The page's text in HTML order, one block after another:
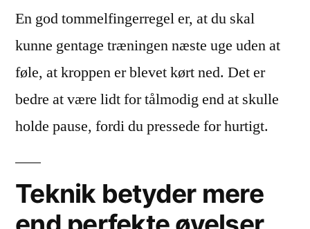
En god tommelfingerregel er, at du skal
kunne gentage træningen næste uge uden at
føle, at kroppen er blevet kørt ned. Det er
bedre at være lidt for tålmodig end at skulle
holde pause, fordi du pressede for hurtigt.
Teknik betyder mere